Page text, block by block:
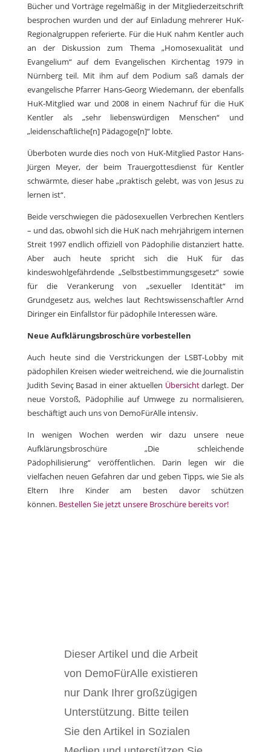
Bücher und Vorträge regelmäßig in der Mitgliederzeitschrift
besprochen wurden und der auf Einladung mehrerer HuK-
Regionalgruppen referierte. Für die HuK nahm Kentler auch
an der Diskussion zum Thema „Homosexualität und
Evangelium“ auf dem Evangelischen Kirchentag 1979 in
Nürnberg teil. Mit ihm auf dem Podium saß damals der
evangelische Pfarrer Hans-Georg Wiedemann, der ebenfalls
HuK-Mitglied war und 2008 in einem Nachruf für die HuK
Kentler als „sehr liebenswürdigen Menschen“ und
„leidenschaftliche[n] Pädagoge[n]“ lobte.
Überboten wurde dies noch von HuK-Mitglied Pastor Hans-
Jürgen Meyer, der beim Trauergottesdienst für Kentler
schwärmte, dieser habe „praktisch gelebt, was von Jesus zu
lernen ist“.
Beide verschwiegen die pädosexuellen Verbrechen Kentlers
– und das, obwohl sich die HuK nach mehrjährigem internen
Streit 1997 endlich offiziell von Pädophilie distanziert hatte.
Aber auch heute spricht sich die HuK für das
kindeswohlgefährdende „Selbstbestimmungsgesetz“ sowie
für die Verankerung von „sexueller Identität“ im
Grundgesetz aus, welches laut Rechtswissenschaftler Arnd
Diringer ein Einfallstor für pädophile Interessen wäre.
Neue Aufklärungsbroschüre vorbestellen
Auch heute sind die Verstrickungen der LSBT-Lobby mit
pädophilen Kreisen wieder weitreichend, wie die Journalistin
Judith Sevinç Basad in einer aktuellen Übersichtdarlegt. Der
neue Vorstoß, Pädophilie auf Umwege zu normalisieren,
beschäftigt auch uns von DemoFürAlle intensiv.
In wenigen Wochen werden wir dazu unsere neue
Aufklärungsbroschüre „Die schleichende
Pädophilisierung“ veröffentlichen. Darin legen wir die
vielfachen neuen Gefahren dar und geben Tipps, wie Sie als
Eltern Ihre Kinder am besten davor schützen
können. Bestellen Sie jetzt unsere Broschüre bereits vor!
Dieser Artikel und die Arbeit
von DemoFürAlle existieren
nur Dank Ihrer großzügigen
Unterstützung. Bitte teilen
Sie den Artikel in Sozialen